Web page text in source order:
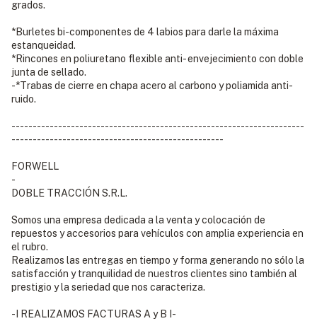
grados.
*Burletes bi-componentes de 4 labios para darle la máxima
estanqueidad.
*Rincones en poliuretano flexible anti- envejecimiento con doble
junta de sellado.
-*Trabas de cierre en chapa acero al carbono y poliamida anti-
ruido.
---------------------------------------------------------------------
--------------------------------------------------
FORWELL
-
DOBLE TRACCIÓN S.R.L.
Somos una empresa dedicada a la venta y colocación de
repuestos y accesorios para vehículos con amplia experiencia en
el rubro.
Realizamos las entregas en tiempo y forma generando no sólo la
satisfacción y tranquilidad de nuestros clientes sino también al
prestigio y la seriedad que nos caracteriza.
-I REALIZAMOS FACTURAS A y B I-